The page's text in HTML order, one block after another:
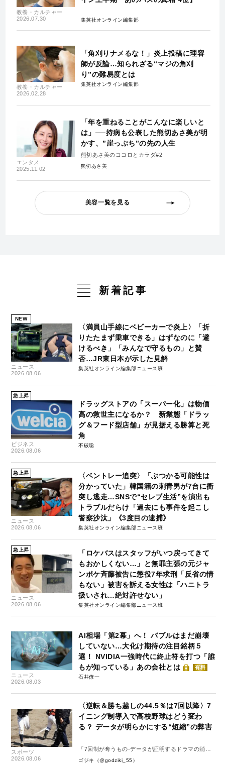
教養・カルチャー
2026.07.30
集英社オンライン編集部
教養・カルチャー
2026.02.28
「角刈りナメるな！」炎上投稿に理容
師が反論…知られざる“マジの角刈
り”の難易度とは
集英社オンライン編集部
エンタメ
2025.11.02
「年を重ねることがこんなに楽しいと
は」──持病も公表した熊切あさ美が明
かす、”崖っぷち”の先の人生
熊切あさ美のココロとカラダ#2
熊切あさ美
美容一覧を見る
新着記事
NEW
ニュース
2026.08.06
〈満員山手線にベビーカーで炎上〉「折
りたたまず乗車できる」はずなのに「避
けるべき」「みんなで守るもの」と賛
否…JR東日本が示した見解
集英社オンライン編集部ニュース班
急上昇
ビジネス
2026.08.06
ドラッグストアの「スーパー化」は物価
高の救世主になるか？ 新業態「ドラッ
グ＆フード型店舗」が見据える勝算と死
角
不破聡
急上昇
ニュース
2026.08.06
〈ベントレー追突〉「ぶつかる可能性は
分かっていた」韓国籍の刺青男が7台に衝
突し逃走…SNSで“セレブ生活”を演出も
トラブルだらけ「過去にも事件を起こし
警察沙汰」《3度目の逮捕》
集英社オンライン編集部ニュース班
急上昇
ニュース
2026.08.06
「ロケバスはスタッフがいつ戻ってきて
もおかしくない…」と無罪主張の元ジャ
ンポケ斉藤被告に懲役7年求刑「反省の情
もない」被害を訴える女性は「ハニトラ
扱いされ…絶対許せない」
集英社オンライン編集部ニュース班
ニュース
2026.08.03
AI相場「第2幕」へ！ バブルはまだ崩壊
していない…大化け期待の注目銘柄５
選！ NVIDIA一強時代に終止符を打つ「誰
もが知っている」あの会社とは
有料
石井僚一
スポーツ
2026.08.06
〈逆転＆勝ち越しの44.5％は7回以降〉7
イニング制導入で高校野球はどう変わ
る？ データが明らかにする“短縮”の弊害
「7回制が奪うもの-データが証明するドラマの消
失-」
ゴジキ（@godziki_55）